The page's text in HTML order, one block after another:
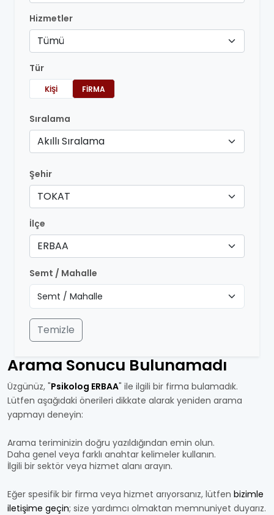
Hizmetler
Tümü
Tür
KIŞI FIRMA
Sıralama
Akıllı Sıralama
Şehir
TOKAT
İlçe
ERBAA
Semt / Mahalle
Temizle
Arama Sonucu Bulunamadı
Üzgünüz, "Psikolog ERBAA" ile ilgili bir firma bulamadık.
Lütfen aşağıdaki önerileri dikkate alarak yeniden arama
yapmayı deneyin:
Arama teriminizin doğru yazıldığından emin olun.
Daha genel veya farklı anahtar kelimeler kullanın.
İlgili bir sektör veya hizmet alanı arayın.
Eğer spesifik bir firma veya hizmet arıyorsanız, lütfen bizimle
iletişime geçin; size yardımcı olmaktan memnuniyet duyarız.